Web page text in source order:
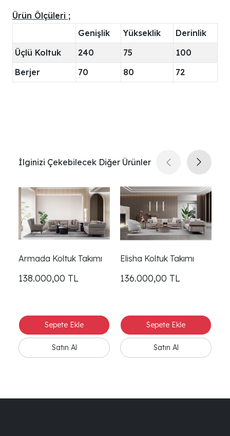
Ürün Ölçüleri ;
Genişlik
Yükseklik
Derinlik
Üçlü Koltuk
240 75
100
Berjer
70 80 72
İlginizi Çekebilecek Diğer Ürünler
Armada Koltuk Takımı
138.000,00 TL
Elisha Koltuk Takımı
136.000,00 TL